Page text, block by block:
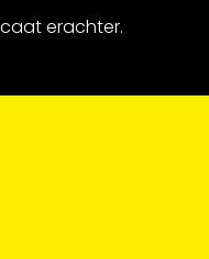
erachter.